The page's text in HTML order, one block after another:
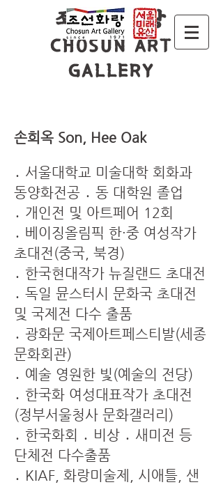
조 선 화 랑
CHOSUN ART
GALLERY
손희옥 Son, Hee Oak
․ 서울대학교 미술대학 회화과
동양화전공 ․ 동 대학원 졸업
․ 개인전 및 아트페어 12회
․ 베이징올림픽 한·중 여성작가
초대전(중국, 북경)
․ 한국현대작가 뉴질랜드 초대전
․ 독일 뮨스터시 문화국 초대전
및 국제전 다수 출품
․ 광화문 국제아트페스티발(세종
문화회관)
․ 예술 영원한 빛(예술의 전당)
․ 한국화 여성대표작가 초대전
(정부서울청사 문화갤러리)
․ 한국화회 ․ 비상 ․ 새미전 등
단체전 다수출품
․ KIAF, 화랑미술제, 시애틀, 샌